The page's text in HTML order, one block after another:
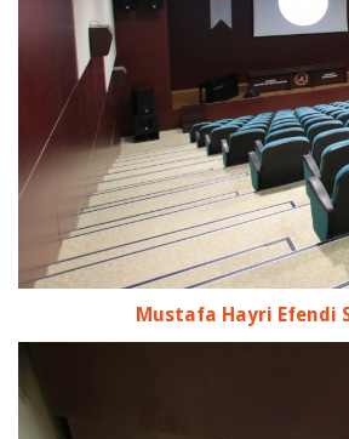
Mustafa Hayri Efendi